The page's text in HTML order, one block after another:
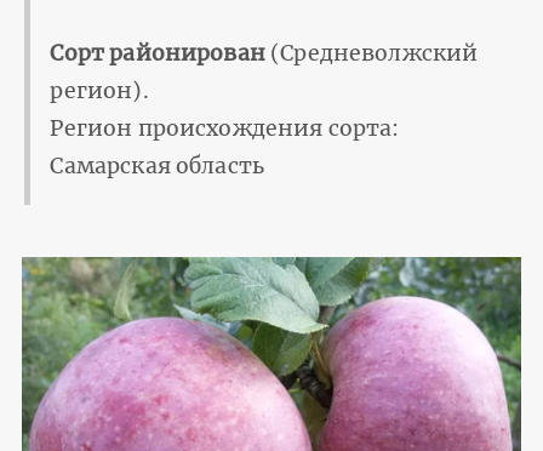
Сорт районирован(Средневолжский
регион).
Регион происхождения сорта:
Самарская область